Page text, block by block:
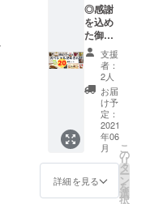
ご支援
いただ
けませ
ん。
す。備
考欄に
ご記入
くださ
い。 ※
リター
ンは
2021年
6月から
順次お
届けを
開始し
ます。
の商品
となり
ます。
※配送日
指定は
できま
せん。
配送不
可日に
よる変
更はご
対応い
たしま
す。備
動の内
容は、
きゅう
り収
穫、田
んぼの
お手伝
い（田
植えや
稲刈
り）、
畑の草
むし
り、農
◎感謝
を込め
た御礼
のお手
紙
◎358研
究会
会員証
（応援
してく
ださる
皆さん
は358研
究員で
す！）
支援
者：
2人
お届
け予
定：
2021
年06
月
詳細を見る
こ
の
リ
タ
ー
ン
を
選
択